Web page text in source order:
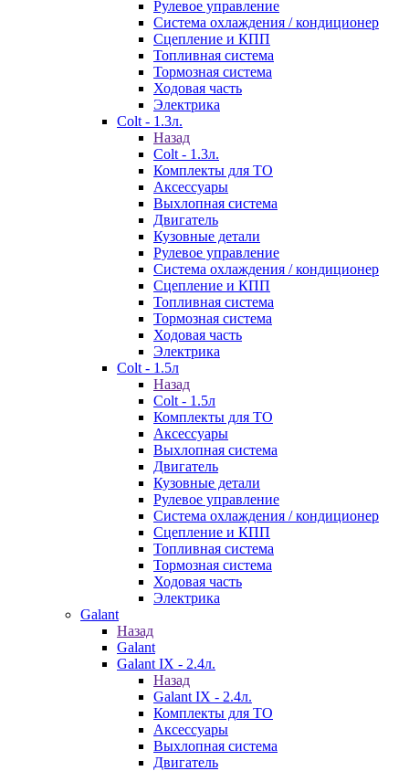
Рулевое управление
Система охлаждения / кондиционер
Сцепление и КПП
Топливная система
Тормозная система
Ходовая часть
Электрика
Colt - 1.3л.
Назад
Colt - 1.3л.
Комплекты для ТО
Аксессуары
Выхлопная система
Двигатель
Кузовные детали
Рулевое управление
Система охлаждения / кондиционер
Сцепление и КПП
Топливная система
Тормозная система
Ходовая часть
Электрика
Colt - 1.5л
Назад
Colt - 1.5л
Комплекты для ТО
Аксессуары
Выхлопная система
Двигатель
Кузовные детали
Рулевое управление
Система охлаждения / кондиционер
Сцепление и КПП
Топливная система
Тормозная система
Ходовая часть
Электрика
Galant
Назад
Galant
Galant IX - 2.4л.
Назад
Galant IX - 2.4л.
Комплекты для ТО
Аксессуары
Выхлопная система
Двигатель